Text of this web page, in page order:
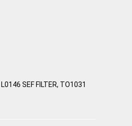
SEF FILTER, TO1031